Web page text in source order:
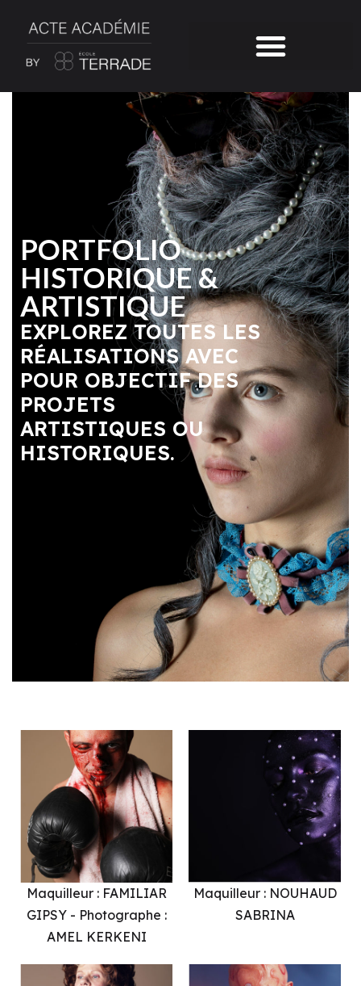
PORTFOLIO
HISTORIQUE &
ARTISTIQUE
EXPLOREZ TOUTES LES
RÉALISATIONS AVEC
POUR OBJECTIF DES
PROJETS
ARTISTIQUES OU
HISTORIQUES.
Maquilleur : FAMILIAR
GIPSY - Photographe :
AMEL KERKENI
Maquilleur : NOUHAUD
SABRINA